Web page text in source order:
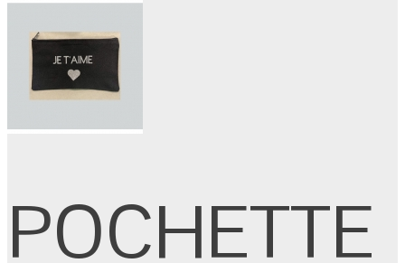
POCHETTE